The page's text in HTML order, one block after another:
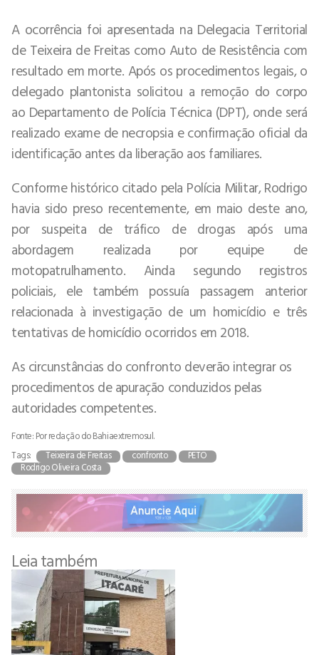
A ocorrência foi apresentada na Delegacia Territorial
de Teixeira de Freitas como Auto de Resistência com
resultado em morte. Após os procedimentos legais, o
delegado plantonista solicitou a remoção do corpo
ao Departamento de Polícia Técnica (DPT), onde será
realizado exame de necropsia e confirmação oficial da
identificação antes da liberação aos familiares.
Conforme histórico citado pela Polícia Militar, Rodrigo
havia sido preso recentemente, em maio deste ano,
por suspeita de tráfico de drogas após uma
abordagem realizada por equipe de
motopatrulhamento. Ainda segundo registros
policiais, ele também possuía passagem anterior
relacionada à investigação de um homicídio e três
tentativas de homicídio ocorridos em 2018.
As circunstâncias do confronto deverão integrar os
procedimentos de apuração conduzidos pelas
autoridades competentes.
Fonte: Por redação do Bahiaextremosul.
Tags:
Teixeira de Freitas confronto
PETO
Rodrigo Oliveira Costa
Leia também